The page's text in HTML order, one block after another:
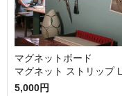
マグネットボード
マグネット ストリップ L
5,000円